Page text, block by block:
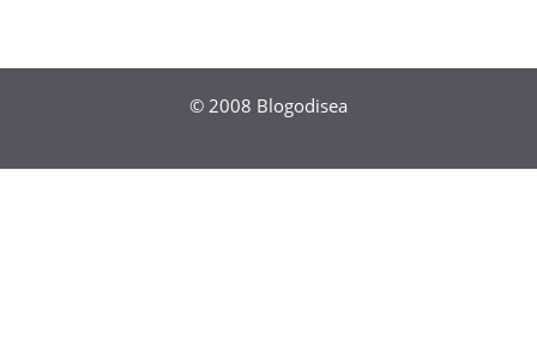
© 2008 Blogodisea